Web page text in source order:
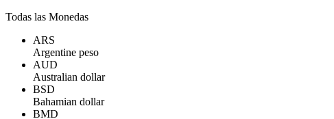
Todas las Monedas
ARS
Argentine peso
AUD
Australian dollar
BSD
Bahamian dollar
BMD